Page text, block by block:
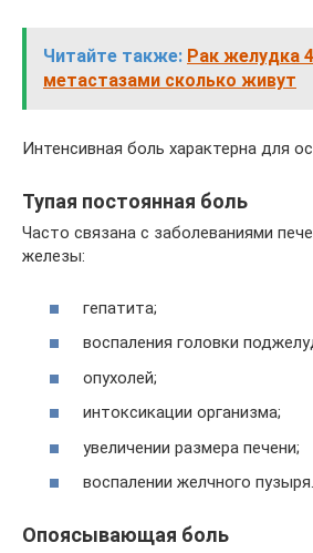
Читайте также: Рак желудка
метастазами сколько живут
Интенсивная боль характерна для
Тупая постоянная боль
Часто связана с заболеваниями
железы:
гепатита;
воспаления головки
опухолей;
интоксикации организма;
увеличении размера печени;
воспалении желчного пузыря.
Опоясывающая боль